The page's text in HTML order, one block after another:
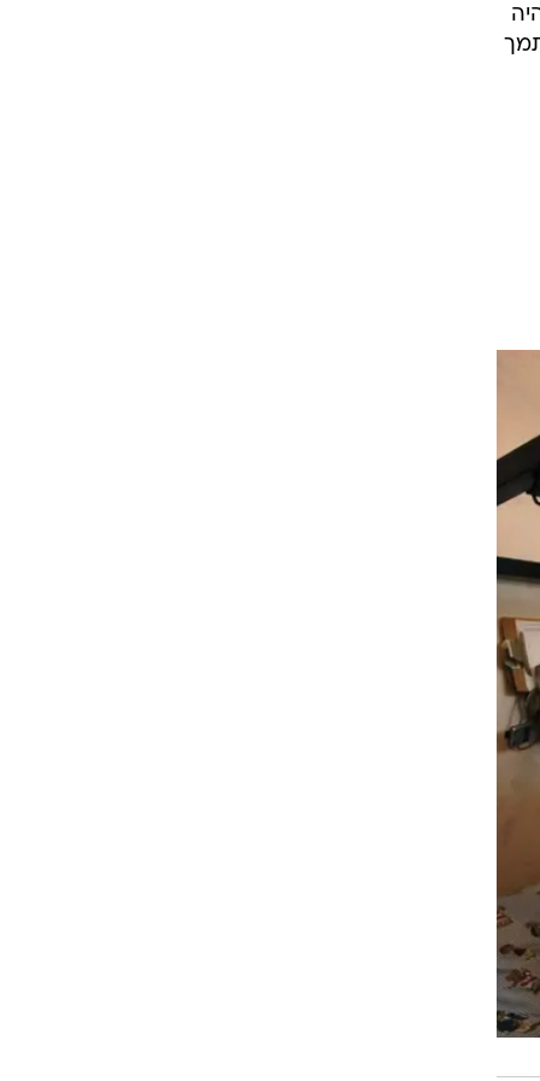
כמתבגר. בתחילת 1992, כשהיה
מסתמך